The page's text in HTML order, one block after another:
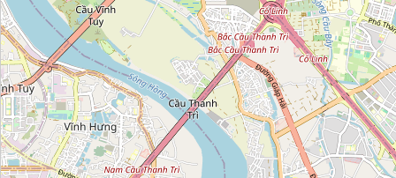
Category:energy_supplier
การไฟฟ้าส่วนภูมิภาค
Category:energy_supplier